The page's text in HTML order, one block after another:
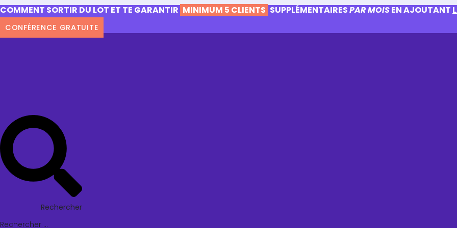
COMMENT SORTIR DU LOT ET TE GARANTIR MINIMUM 5 CLIENTS SUPPLÉMENTAIRESPAR MOISEN AJOUTANT
CONFÉRENCE GRATUITE
Rechercher